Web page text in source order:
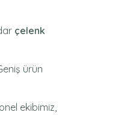
çelenk
ürün
ekibimiz,